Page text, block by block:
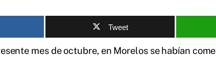
Tweet
mes de octubre, en Morelos se habían